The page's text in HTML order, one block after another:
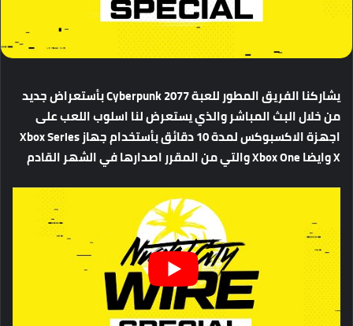
يشاركنا الفريق المطور للعبة Cyberpunk 2077 بأستعراض جديد
من خلال البث المباشر والذي يستعرض لنا اسلوب اللعب على
اجهزة الاكسبوكس لمدة 10 دقائق بأستخدام جهاز Xbox Series
X وايضا Xbox One والتي من المقرر اصدارها في الشهر القادم